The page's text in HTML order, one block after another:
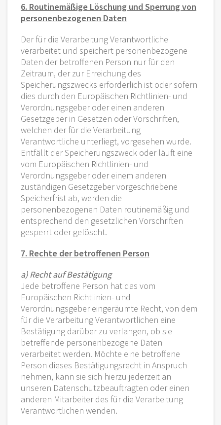
6. Routinemäßige Löschung und Sperrung von
personenbezogenen Daten
Der für die Verarbeitung Verantwortliche
verarbeitet und speichert personenbezogene
Daten der betroffenen Person nur für den
Zeitraum, der zur Erreichung des
Speicherungszwecks erforderlich ist oder sofern
dies durch den Europäischen Richtlinien- und
Verordnungsgeber oder einen anderen
Gesetzgeber in Gesetzen oder Vorschriften,
welchen der für die Verarbeitung
Verantwortliche unterliegt, vorgesehen wurde.
Entfällt der Speicherungszweck oder läuft eine
vom Europäischen Richtlinien- und
Verordnungsgeber oder einem anderen
zuständigen Gesetzgeber vorgeschriebene
Speicherfrist ab, werden die
personenbezogenen Daten routinemäßig und
entsprechend den gesetzlichen Vorschriften
gesperrt oder gelöscht.
7. Rechte der betroffenen Person
a) Recht auf Bestätigung
Jede betroffene Person hat das vom
Europäischen Richtlinien- und
Verordnungsgeber eingeräumte Recht, von dem
für die Verarbeitung Verantwortlichen eine
Bestätigung darüber zu verlangen, ob sie
betreffende personenbezogene Daten
verarbeitet werden. Möchte eine betroffene
Person dieses Bestätigungsrecht in Anspruch
nehmen, kann sie sich hierzu jederzeit an
unseren Datenschutzbeauftragten oder einen
anderen Mitarbeiter des für die Verarbeitung
Verantwortlichen wenden.